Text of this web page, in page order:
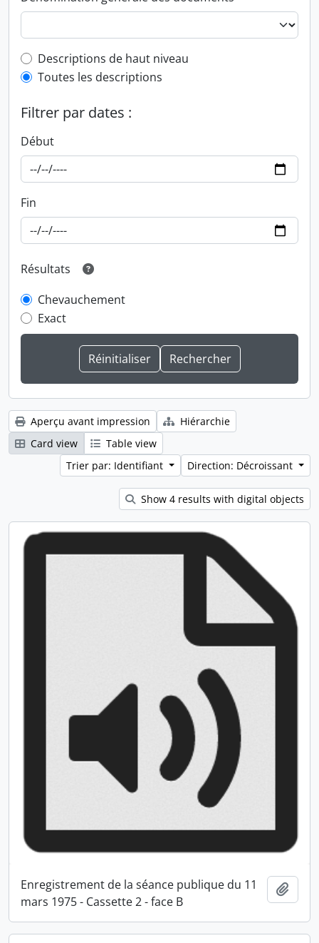
Top-level description filter
Descriptions de haut niveau
Toutes les descriptions
Filtrer par dates :
Début
Fin
Résultats
Chevauchement
Exact
Aperçu avant impression
Hiérarchie
Card view
Table view
Trier par: Identifiant
Direction: Décroissant
Show 4 results with digital objects
Enregistrement de la séance publique du 11
mars 1975 - Cassette 2 - face B